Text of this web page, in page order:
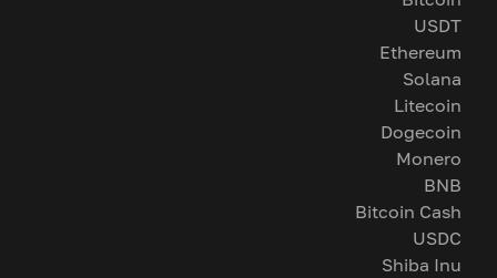
USDT
Ethereum
Solana
Litecoin
Dogecoin
Monero
BNB
Bitcoin Cash
USDC
Shiba Inu